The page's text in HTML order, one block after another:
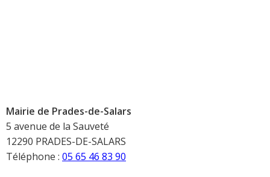
Mairie de Prades-de-Salars
5 avenue de la Sauveté
12290 PRADES-DE-SALARS
Téléphone : 05 65 46 83 90